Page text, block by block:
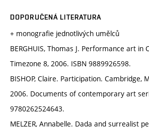
DOPORUČENÁ LITERATURA
+ monografie jednotlivých umělců
BERGHUIS, Thomas J. Performance art in
Timezone 8, 2006. ISBN 9889926598.
BISHOP, Claire. Participation. Cambridge,
2006. Documents of contemporary art
9780262524643.
MELZER, Annabelle. Dada and surrealist